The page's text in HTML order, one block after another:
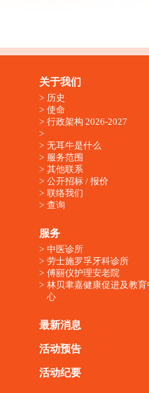
关于我们
历史
使命
行政架构 2026-2027
无耳牛是什么
服务范围
其他联系
公开招标 / 报价
联络我们
查询
服务
中医诊所
劳士施罗孚牙科诊所
傅丽仪护理安老院
林贝聿嘉健康促进及教育
心
最新消息
活动预告
活动纪要